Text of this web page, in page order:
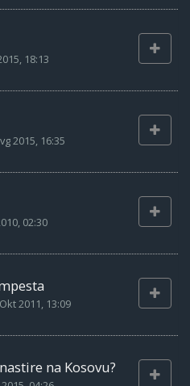
18:13
2015, 16:35
02:30
2011, 13:09
na Kosovu?